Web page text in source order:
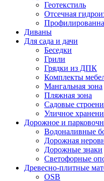
Геотекстиль
Отсечная
Диваны
Для сада и дачи
Беседки
Грили
Грядки из ДПК
Комплекты
Мангальная зона
Пляжная зона
Садовые
Уличное
Дорожное и
Водоналивные
Дорожная
Дорожные знаки
Светофорные
Древесно-плитные
OSB